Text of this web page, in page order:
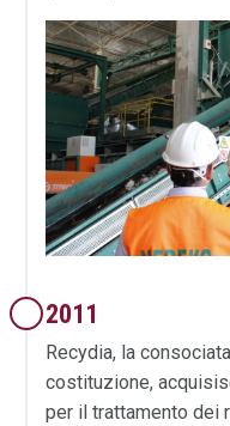
2011
Recydia, la
costituzione,
per il trattamento dei